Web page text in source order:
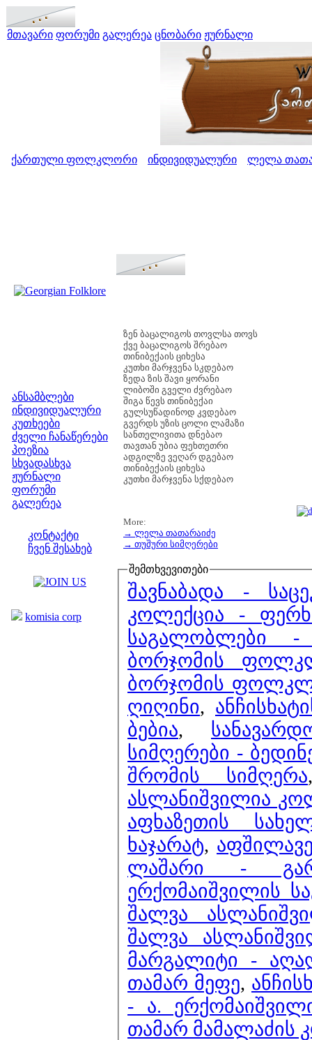
მთავარი ფორუმი გალერეა ცნობარი ჟურნალი
ქართული ფოლკლორი ინდივიდუალური ლელა
ანსამბლები
ინდივიდუალური
კუთხეები
ძველი ჩანაწერები
პოეზია
სხვადასხვა
ჟურნალი
ფორუმი
გალერეა
კონტაქტი
ჩვენ შესახებ
komisia corp
ზენ ბაცალიგოს თოვლსა თოვს
ქვე ბაცალიგოს შრებაო
თინიბექაის ციხესა
კუთხი მარჯვენა სკდებაო
ზედა ზის შავი ყორანი
ლიბოში გველი ძვრებაო
შიგა წევს თინიბექაი
გულსუწადინოდ კვდებაო
გვერდს უზის ცოლი ლამაზი
სანთელივითა დნებაო
თავთან უბია ფეხთეთრი
ადგილზე ვეღარ დგებაო
თინიბექაის ციხესა
კუთხი მარჯვენა სქდებაო
More:
→ ლელა თათარაიძე
→ თუშური სიმღერები
შემთხვევითები
შავნაბადა -
კოლექცია -
საგალობლები -
ბორჯომის
ბორჯომის
ღიღინი,
ბებია,
სიმღერები -
შრომის სიმღერა
ასლანიშვილია
აფხაზეთის
ხაჯარატ,
ლაშარი -
ერქომაიშვილის
შალვა
შალვა
მარგალიტი -
თამარ მეფე,
- ა.
თამარ მამალაძის